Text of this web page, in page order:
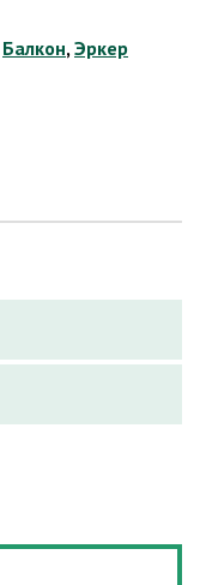
Балкон,Эркер